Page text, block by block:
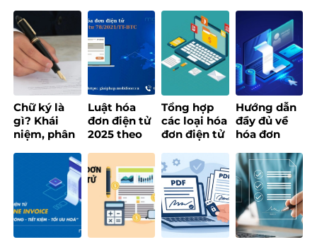
ưu cho
doanh
nghiệp hiện
đại
đơn điện tử
cho doanh
nghiệp
hóa đơn
thông minh
Tổng cục
thuế
Chữ ký là
gì? Khái
niệm, phân
chữ ký phổ
Luật hóa
đơn điện tử
2025 theo
chi tiết
Tổng hợp
các loại hóa
đơn điện tử
quy định
mới nhất
Hướng dẫn
đầy đủ về
hóa đơn
tạo từ máy
tính tiền
[Update
2025]